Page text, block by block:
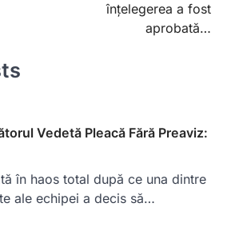
înțelegerea a fost
aprobată…
Vedetă Pleacă Fără Preaviz:
în haos total după ce una dintre
ale echipei a decis să…